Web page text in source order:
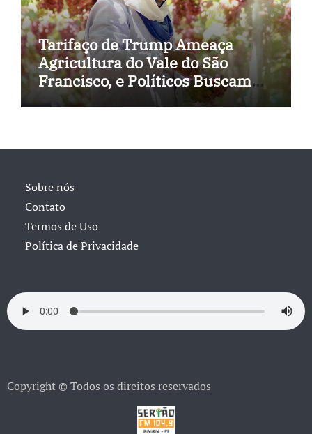
Tarifaço de Trump Ameaça
Agricultura do Vale do São
Francisco, e Políticos Buscam
Soluções
Sobre nós
Contato
Termos de Uso
Política de Privacidade
Copyright © Todos os direitos reservados